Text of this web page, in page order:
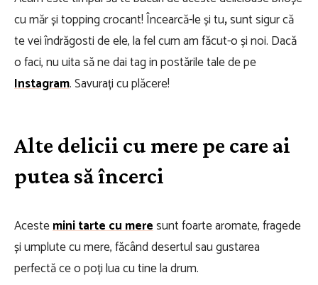
cu măr și topping crocant! Încearcă-le și tu,sunt sigur că
te vei îndrăgosti de ele, la fel cum am făcut-o și noi. Dacă
o faci, nu uita să ne dai tag in postările tale de pe
Instagram. Savurați cu plăcere!
Alte delicii cu mere pe care ai
putea să încerci
Acestemini tarte cu meresunt foarte aromate, fragede
și umplute cu mere, făcând desertul sau gustarea
perfectă ce o poți lua cu tine la drum.